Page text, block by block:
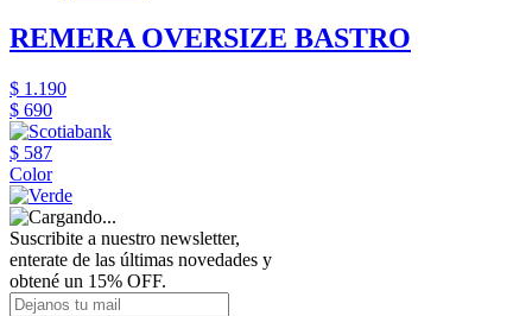
REMERA OVERSIZE BASTRO
$ 1.190
$ 690
$ 587
Color
Suscribite a nuestro newsletter,
enterate de las últimas novedades y
obtené un 15% OFF.